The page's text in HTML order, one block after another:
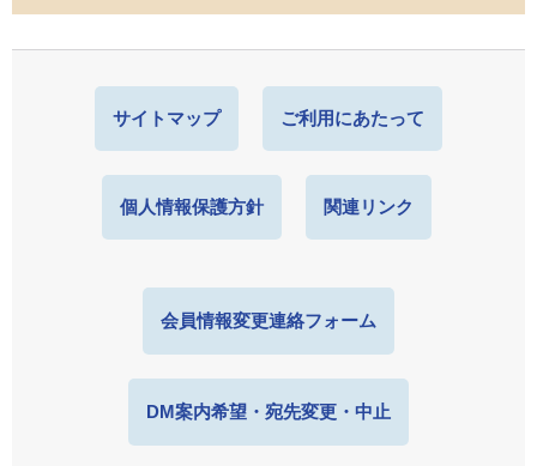
サイトマップ ご利用にあたって
個人情報保護方針 関連リンク
会員情報変更連絡フォーム
DM案内希望・宛先変更・中止